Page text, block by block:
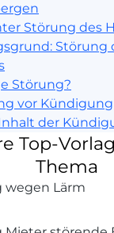
Störung des
Störung
Störung?
vor Kündigung
der
Top-
Thema
Lärm